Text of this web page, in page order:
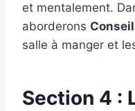
et mentalement.
aborderons
salle à manger et
Section 4 :